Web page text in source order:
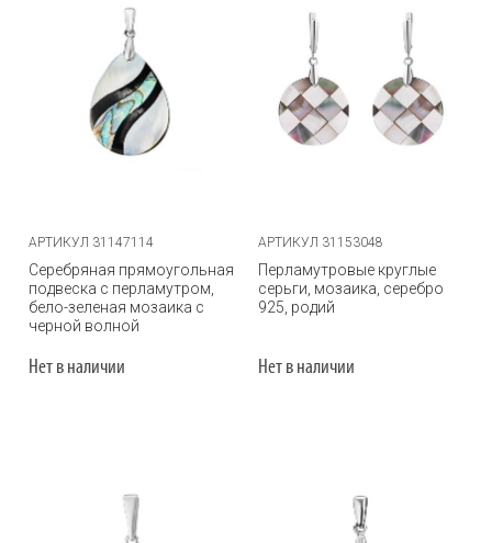
АРТИКУЛ 31147114
Серебряная прямоугольная
подвеска с перламутром,
бело-зеленая мозаика с
черной волной
Нет в наличии
АРТИКУЛ 31153048
Перламутровые круглые
серьги, мозаика, серебро
925, родий
Нет в наличии